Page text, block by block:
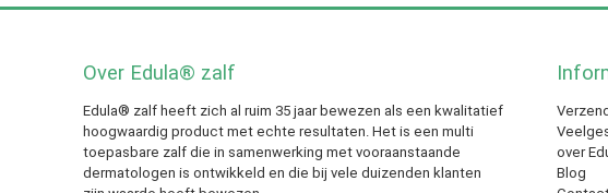
Over Edula® zalf
Edula® zalf heeft zich al ruim 35 jaar bewezen als een kwalitatief
hoogwaardig product met echte resultaten. Het is een multi
toepasbare zalf die in samenwerking met vooraanstaande
dermatologen is ontwikkeld en die bij vele duizenden klanten
over
Blog